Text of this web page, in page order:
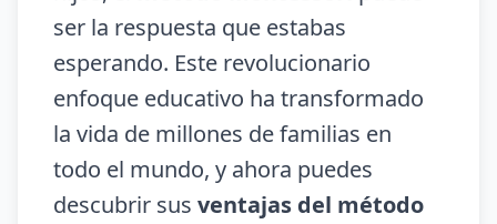
ser la respuesta que estabas
esperando. Este revolucionario
enfoque educativo ha transformado
la vida de millones de familias en
todo el mundo, y ahora puedes
descubrir sus ventajas del método